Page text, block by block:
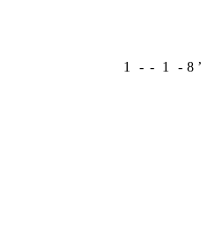
1 - - 1 - 8 ʼ